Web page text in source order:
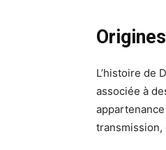
L’histoire de
associée à
transmission,